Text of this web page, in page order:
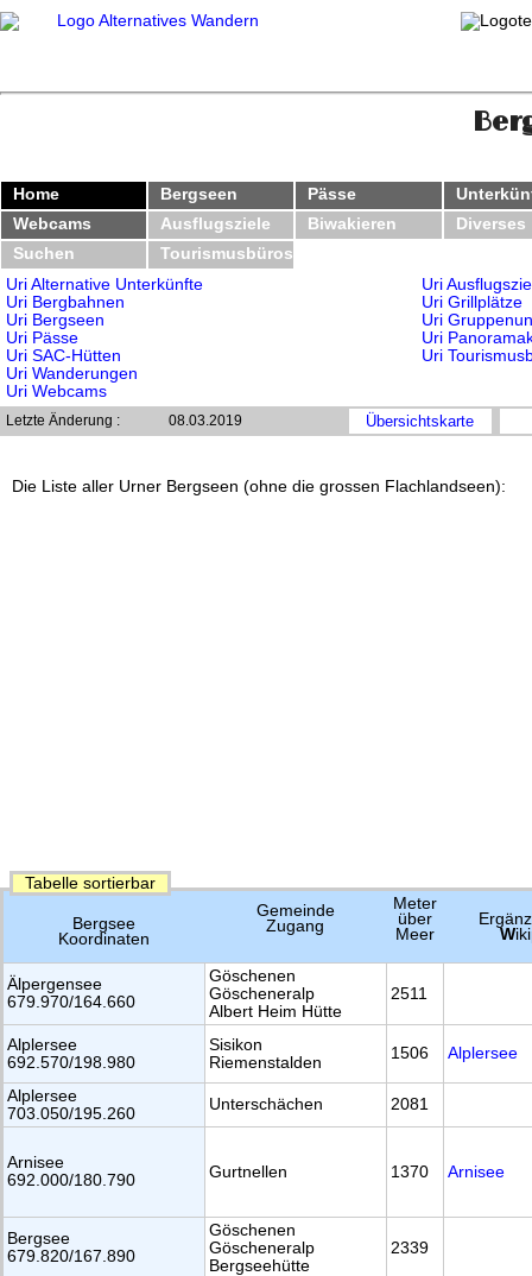
Home Bergseen Pässe
Webcams
Ausflugsziele Biwakieren
Diverses
Suchen
Tourismusbüros
Uri Alternative Unterkünfte
Uri Bergbahnen
Uri Bergseen
Uri Pässe
Uri SAC-Hütten
Uri Wanderungen
Uri Webcams
Uri
Uri Grillplätze
Uri
Uri
Uri
Letzte Änderung : 08.03.2019 Übersichtskarte
Die Liste aller Urner Bergseen (ohne die grossen Flachlandseen):
Tabelle sortierbar
Bergsee
Koordinaten
Gemeinde
Zugang
Meter
über
Meer
W
Älpergensee
679.970/164.660
Göschenen
Göscheneralp
Albert Heim Hütte
2511
Alplersee
692.570/198.980
Sisikon
Riemenstalden
1506 Alplersee
Alplersee
703.050/195.260
Unterschächen 2081
Arnisee
692.000/180.790
Gurtnellen 1370 Arnisee
Bergsee
679.820/167.890
Göschenen
Göscheneralp
Bergseehütte
2339